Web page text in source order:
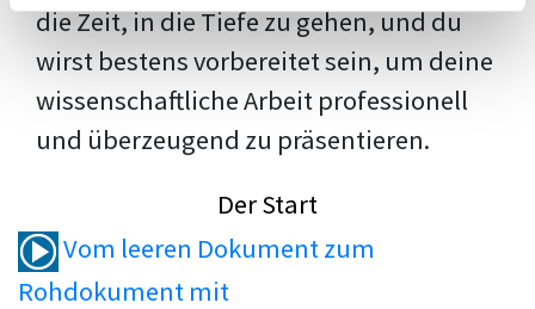
die Zeit, in die Tiefe zu gehen, und du
wirst bestens vorbereitet sein, um deine
wissenschaftliche Arbeit professionell
und überzeugend zu präsentieren.
Der Start
Vom leeren Dokument zum
Rohdokument mit